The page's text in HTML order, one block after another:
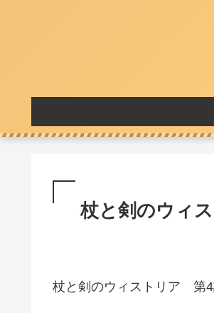
杖と剣のウィ
杖と剣のウィストリア 第4